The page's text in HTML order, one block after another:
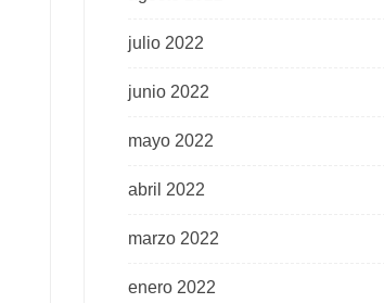
julio 2022
junio 2022
mayo 2022
abril 2022
marzo 2022
enero 2022